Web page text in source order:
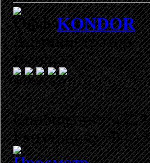
KONDOR
Администратор
Ветеран
Сообщений: 4323
Репутация: +94/-3